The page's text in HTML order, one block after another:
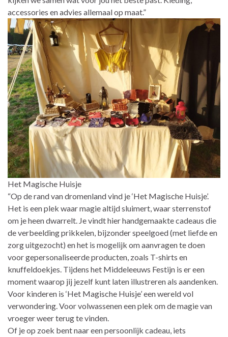
accessories en advies allemaal op maat.”
Het Magische Huisje
“Op de rand van dromenland vind je ‘Het Magische Huisje’.
Het is een plek waar magie altijd sluimert, waar sterrenstof
om je heen dwarrelt. Je vindt hier handgemaakte cadeaus die
de verbeelding prikkelen, bijzonder speelgoed (met liefde en
zorg uitgezocht) en het is mogelijk om aanvragen te doen
voor gepersonaliseerde producten, zoals T-shirts en
knuffeldoekjes. Tijdens het Middeleeuws Festijn is er een
moment waarop jij jezelf kunt laten illustreren als aandenken.
Voor kinderen is ‘Het Magische Huisje’ een wereld vol
verwondering. Voor volwassenen een plek om de magie van
vroeger weer terug te vinden.
Of je op zoek bent naar een persoonlijk cadeau, iets